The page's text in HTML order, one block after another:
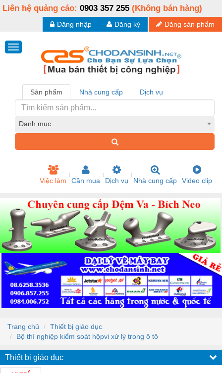
Liên hệ quảng cáo: 0903 357 255 (Không bán hàng)
Đăng sản phẩm
Đăng ký
Đăng nhập
Sản phẩm Nhà cung cấp Dịch vụ
Danh mục
Việc làm Cần mua Dịch vụ Nhà cung cấp Video clip
Trang chủ
Thiết bị giáo dục
Bộ thí nghiệp kiểm soát hộpvi xử lý trong ô tô
Thiết bị giáo dục